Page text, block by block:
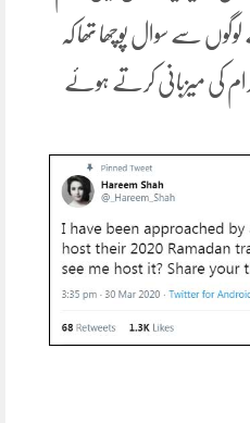
سے سوال پوچھا تھا کہ
کی میزبانی کرتے ہوئے